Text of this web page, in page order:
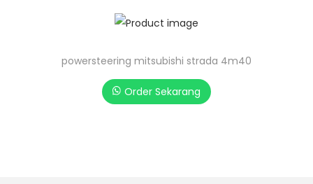
powersteering mitsubishi strada 4m40
Order Sekarang